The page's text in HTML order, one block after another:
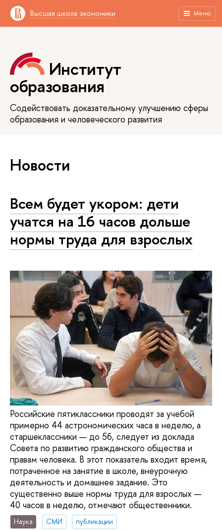
Высшая школа экономики Меню
Институт
образования
Содействовать доказательному улучшению сферы
образования и человеческого развития
Новости
Всем будет укором: дети
учатся на 16 часов дольше
нормы труда для взрослых
Российские пятиклассники проводят за учебой
примерно 44 астрономических часа в неделю, а
старшеклассники — до 56, следует из доклада
Совета по развитию гражданского общества и
правам человека. В этот показатель входит время,
потраченное на занятие в школе, внеурочную
деятельность и домашнее задание. Это
существенно выше нормы труда для взрослых —
40 часов в неделю, отмечают общественники.
Наука СМИ
публикации